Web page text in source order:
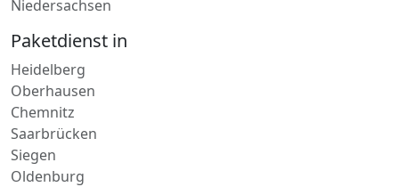
Paketdienst in
Heidelberg
Oberhausen
Chemnitz
Saarbrücken
Siegen
Oldenburg
Offenbach am Main